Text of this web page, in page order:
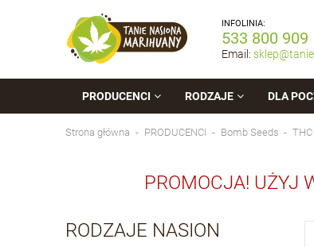
INFOLINIA:
533 800 909
Email:
PRODUCENCI RODZAJE DLA
Strona główna PRODUCENCI Bomb Seeds
PROMOCJA! UŻYJ
RODZAJE NASION